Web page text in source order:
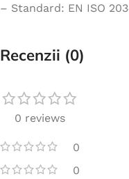
– Standard: EN ISO
Recenzii (0)
0 reviews
0
0